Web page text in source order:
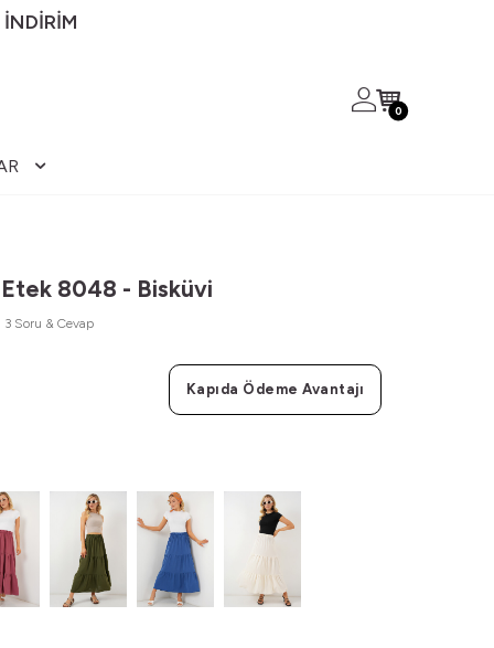
0
Etek 8048 - Bisküvi
3 Soru & Cevap
Kapıda Ödeme Avantajı